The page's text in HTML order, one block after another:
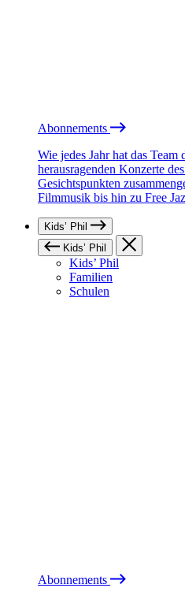
Abonnements
Wie jedes Jahr hat das
herausragenden Konzerte
Gesichtspunkten
Filmmusik bis hin zu Free
Kids’ Phil
Kids’ Phil
Kids’ Phil
Familien
Schulen
Abonnements